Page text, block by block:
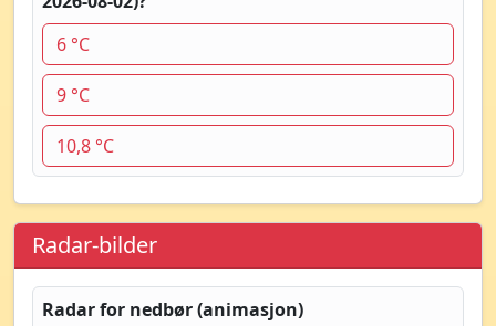
6 °C
9 °C
10,8 °C
Radar-bilder
Radar for nedbør (animasjon)